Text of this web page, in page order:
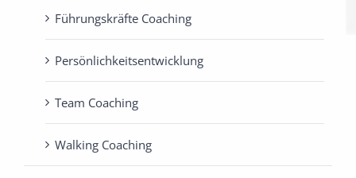
Führungskräfte Coaching
Persönlichkeits­entwicklung
Team Coaching
Walking Coaching